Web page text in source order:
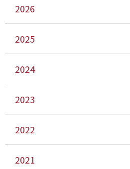
2026
2025
2024
2023
2022
2021